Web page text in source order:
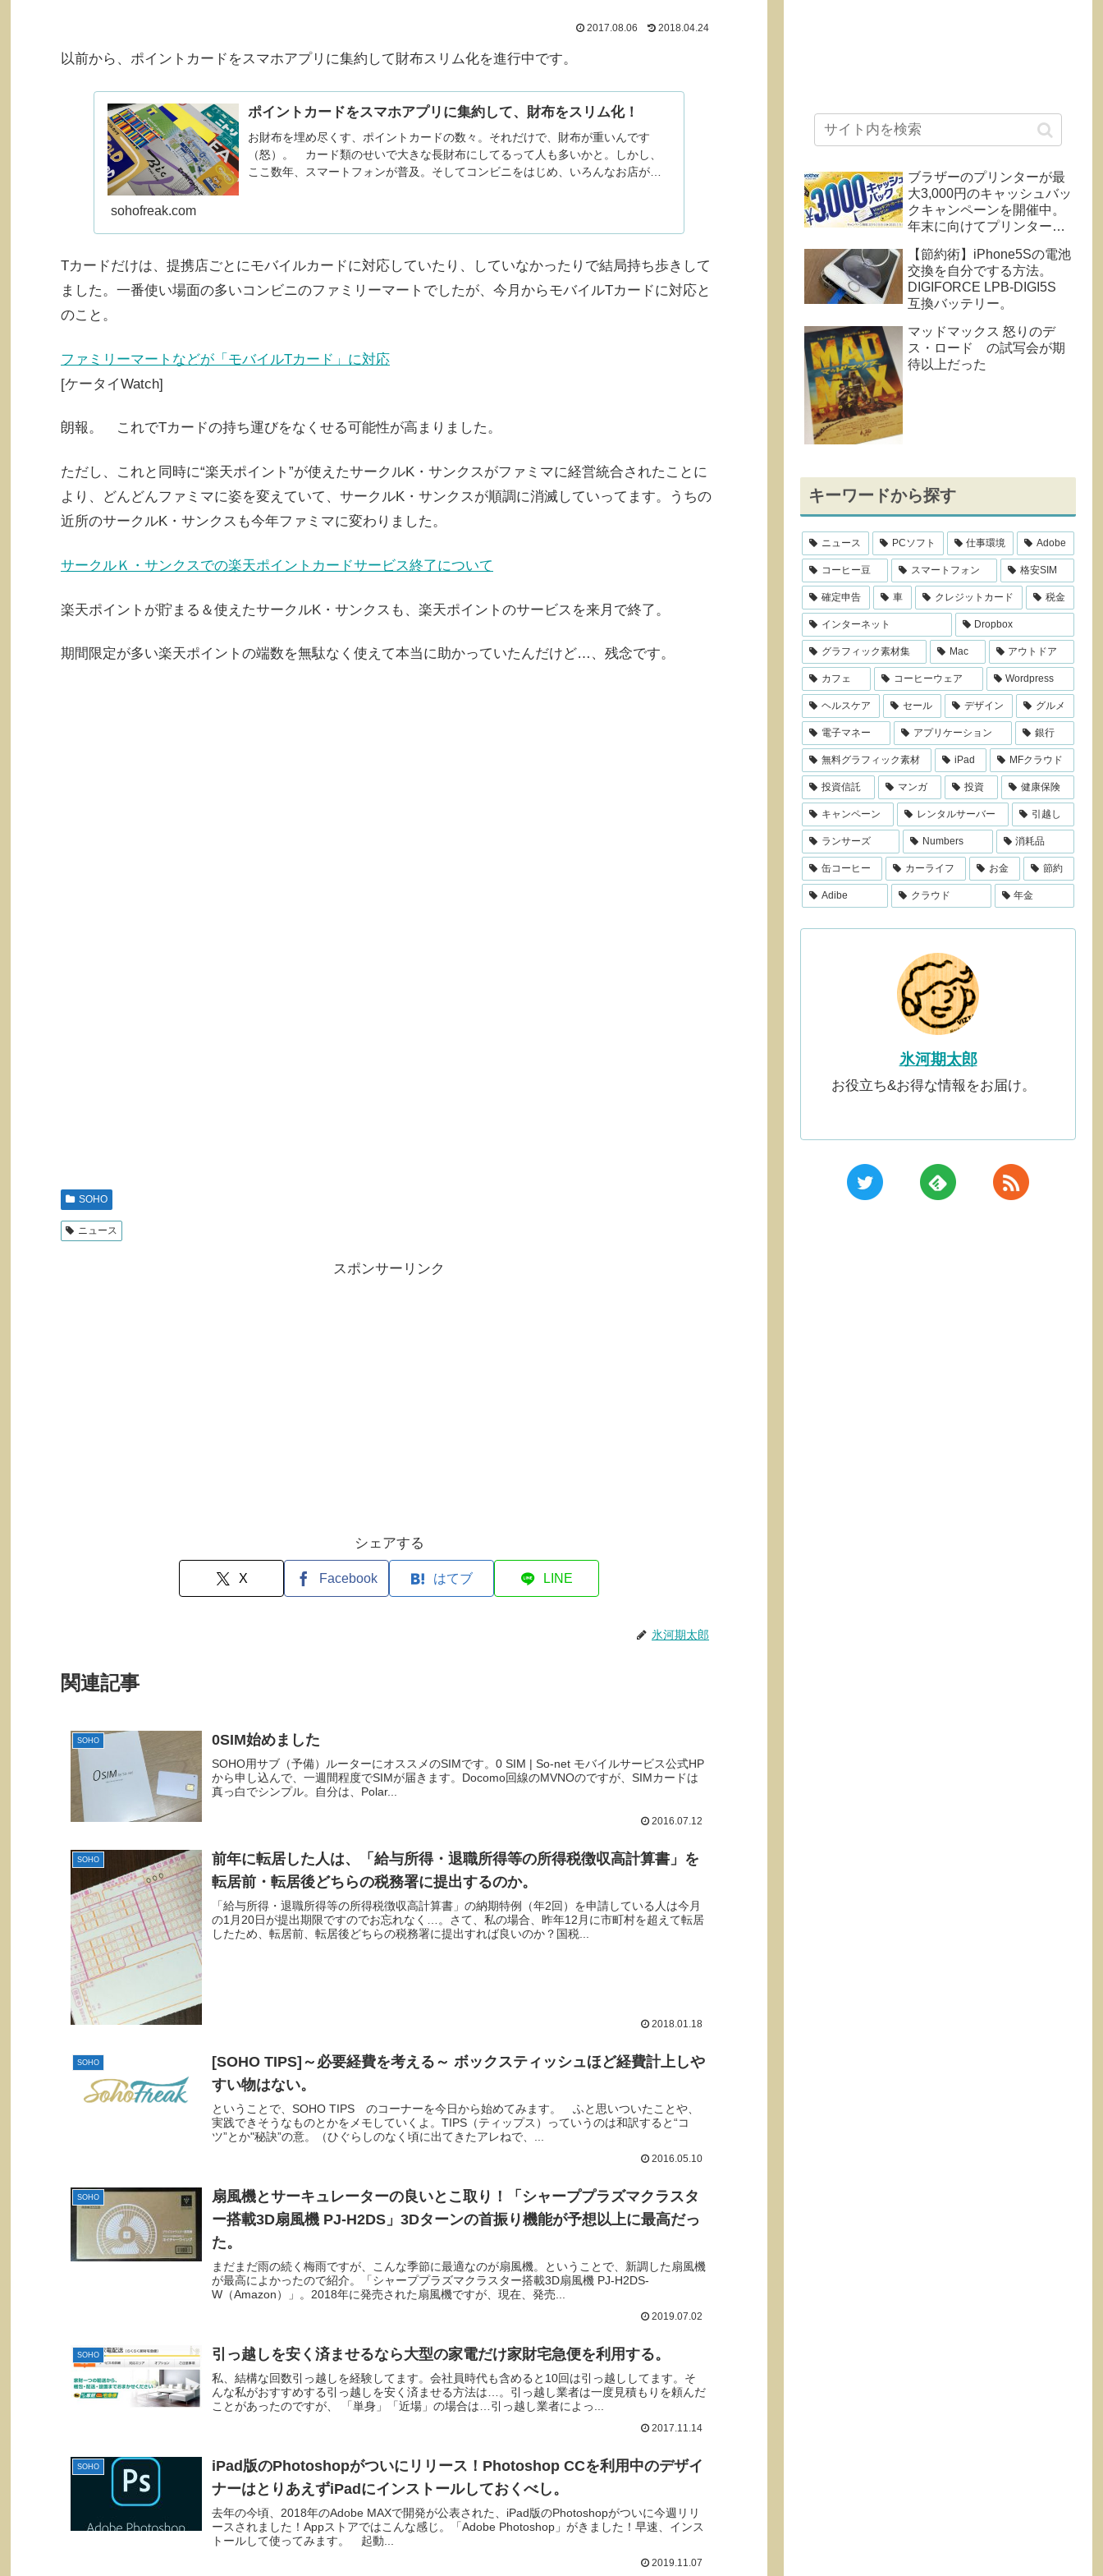
2017.08.06 2018.04.24
以前から、ポイントカードをスマホアプリに集約して財布スリム化を進行中です。
ポイントカードをスマホアプリに集約して、財布をスリム化！
お財布を埋め尽くす、ポイントカードの数々。それだけで、財布が重いんです
（怒）。 カード類のせいで大きな長財布にしてるって人も多いかと。しかし、
ここ数年、スマートフォンが普及。そしてコンビニをはじめ、いろんなお店がス
sohofreak.com
Tカードだけは、提携店ごとにモバイルカードに対応していたり、していなかったりで結局持ち歩きして
ました。一番使い場面の多いコンビニのファミリーマートでしたが、今月からモバイルTカードに対応と
のこと。
ファミリーマートなどが「モバイルTカード」に対応
[ケータイWatch]
朗報。 これでTカードの持ち運びをなくせる可能性が高まりました。
ただし、これと同時に“楽天ポイント”が使えたサークルK・サンクスがファミマに経営統合されたことに
より、どんどんファミマに姿を変えていて、サークルK・サンクスが順調に消滅していってます。うちの
近所のサークルK・サンクスも今年ファミマに変わりました。
サークルＫ・サンクスでの楽天ポイントカードサービス終了について
楽天ポイントが貯まる＆使えたサークルK・サンクスも、楽天ポイントのサービスを来月で終了。
期間限定が多い楽天ポイントの端数を無駄なく使えて本当に助かっていたんだけど…、残念です。
SOHO
ニュース
スポンサーリンク
シェアする
X Facebook はてブ LINE
氷河期太郎
関連記事
SOHO 0SIM始めました
SOHO用サブ（予備）ルーターにオススメのSIMです。0 SIM | So-net モバイルサービス公式HP
から申し込んで、一週間程度でSIMが届きます。Docomo回線のMVNOのですが、SIMカードは
真っ白でシンプル。自分は、Polar...
2016.07.12
SOHO
前年に転居した人は、「給与所得・退職所得等の所得税徴収高計算書」を
転居前・転居後どちらの税務署に提出するのか。
「給与所得・退職所得等の所得税徴収高計算書」の納期特例（年2回）を申請している人は今月
の1月20日が提出期限ですのでお忘れなく…。さて、私の場合、昨年12月に市町村を超えて転居
したため、転居前、転居後どちらの税務署に提出すれば良いのか？国税...
2018.01.18
SOHO
[SOHO TIPS]～必要経費を考える～ ボックスティッシュほど経費計上しや
すい物はない。
ということで、SOHO TIPS のコーナーを今日から始めてみます。 ふと思いついたことや、
実践できそうなものとかをメモしていくよ。TIPS（ティップス）っていうのは和訳すると“コ
ツ”とか"秘訣”の意。（ひぐらしのなく頃に出てきたアレねで、...
2016.05.10
SOHO
扇風機とサーキュレーターの良いとこ取り！「シャーププラズマクラスタ
ー搭載3D扇風機 PJ-H2DS」3Dターンの首振り機能が予想以上に最高だっ
た。
まだまだ雨の続く梅雨ですが、こんな季節に最適なのが扇風機。ということで、新調した扇風機
が最高によかったので紹介。「シャーププラズマクラスター搭載3D扇風機 PJ-H2DS-
W（Amazon）」。2018年に発売された扇風機ですが、現在、発売...
2019.07.02
SOHO 引っ越しを安く済ませるなら大型の家電だけ家財宅急便を利用する。
私、結構な回数引っ越しを経験してます。会社員時代も含めると10回は引っ越ししてます。そ
んな私がおすすめする引っ越しを安く済ませる方法は…。引っ越し業者は一度見積もりを頼んだ
ことがあったのですが、 「単身」「近場」の場合は…引っ越し業者によっ...
2017.11.14
SOHO
iPad版のPhotoshopがついにリリース！Photoshop CCを利用中のデザイ
ナーはとりあえずiPadにインストールしておくべし。
去年の今頃、2018年のAdobe MAXで開発が公表された、iPad版のPhotoshopがついに今週リリ
ースされました！Appストアではこんな感じ。「Adobe Photoshop」がきました！早速、インス
トールして使ってみます。 起動...
2019.11.07
ブラザーのプリンターが最
大3,000円のキャッシュバッ
クキャンペーンを開催中。
年末に向けてプリンター買
ス！〜2020年1月5日ま
で。
【節約術】iPhone5Sの電池
交換を自分でする方法。
DIGIFORCE LPB-DIGI5S
互換バッテリー。
マッドマックス 怒りのデ
ス・ロード の試写会が期
待以上だった
キーワードから探す
ニュース PCソフト 仕事環境 Adobe
コーヒー豆 スマートフォン 格安SIM
確定申告 車 クレジットカード 税金
インターネット Dropbox
グラフィック素材集 Mac アウトドア
カフェ コーヒーウェア Wordpress
ヘルスケア セール デザイン グルメ
電子マネー アプリケーション 銀行
無料グラフィック素材 iPad MFクラウド
投資信託 マンガ 投資 健康保険
キャンペーン レンタルサーバー 引越し
ランサーズ Numbers 消耗品
缶コーヒー カーライフ お金 節約
Adibe クラウド 年金
氷河期太郎
お役立ち&お得な情報をお届け。